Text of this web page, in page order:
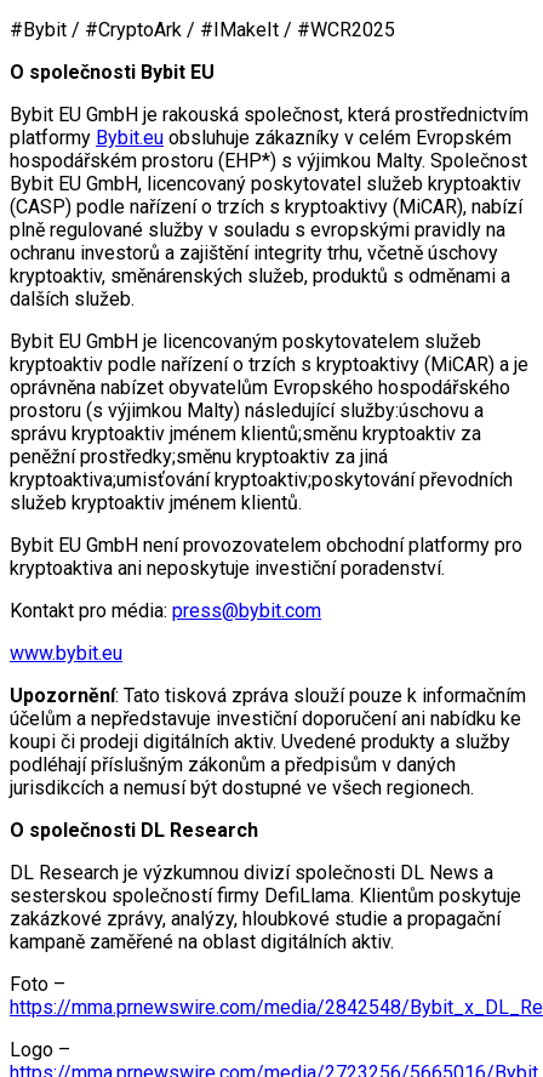
#Bybit / #CryptoArk / #IMakeIt / #WCR2025
O společnosti Bybit EU
Bybit EU GmbH je rakouská společnost, která prostřednictvím
platformy Bybit.eu obsluhuje zákazníky v celém Evropském
hospodářském prostoru (EHP*) s výjimkou Malty. Společnost
Bybit EU GmbH, licencovaný poskytovatel služeb kryptoaktiv
(CASP) podle nařízení o trzích s kryptoaktivy (MiCAR), nabízí
plně regulované služby v souladu s evropskými pravidly na
ochranu investorů a zajištění integrity trhu, včetně úschovy
kryptoaktiv, směnárenských služeb, produktů s odměnami a
dalších služeb.
Bybit EU GmbH je licencovaným poskytovatelem služeb
kryptoaktiv podle nařízení o trzích s kryptoaktivy (MiCAR) a je
oprávněna nabízet obyvatelům Evropského hospodářského
prostoru (s výjimkou Malty) následující služby:úschovu a
správu kryptoaktiv jménem klientů;směnu kryptoaktiv za
peněžní prostředky;směnu kryptoaktiv za jiná
kryptoaktiva;umisťování kryptoaktiv;poskytování převodních
služeb kryptoaktiv jménem klientů.
Bybit EU GmbH není provozovatelem obchodní platformy pro
kryptoaktiva ani neposkytuje investiční poradenství.
Kontakt pro média: press@bybit.com
www.bybit.eu
Upozornění: Tato tisková zpráva slouží pouze k informačním
účelům a nepředstavuje investiční doporučení ani nabídku ke
koupi či prodeji digitálních aktiv. Uvedené produkty a služby
podléhají příslušným zákonům a předpisům v daných
jurisdikcích a nemusí být dostupné ve všech regionech.
O společnosti DL Research
DL Research je výzkumnou divizí společnosti DL News a
sesterskou společností firmy DefiLlama. Klientům poskytuje
zakázkové zprávy, analýzy, hloubkové studie a propagační
kampaně zaměřené na oblast digitálních aktiv.
Foto –
https://mma.prnewswire.com/media/2842548/
Logo –